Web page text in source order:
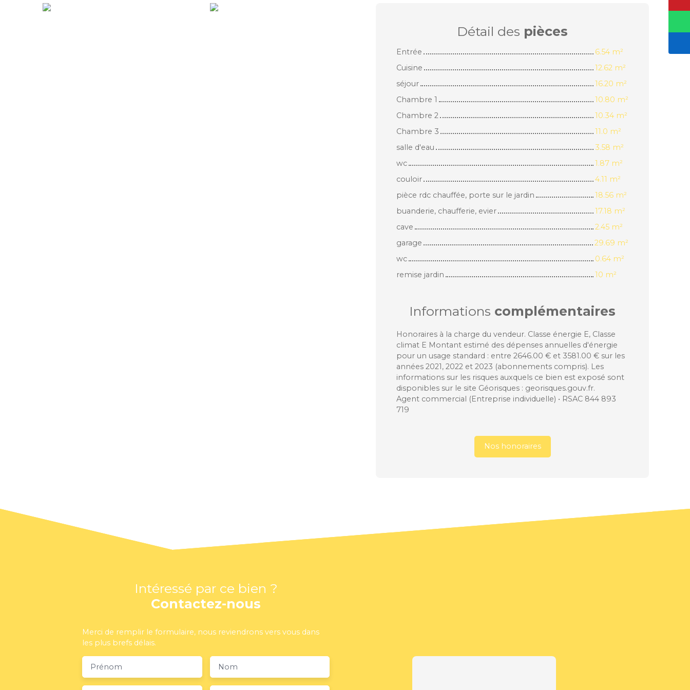
Détail des pièces
Entrée
6.54 m²
Cuisine
12.62 m²
séjour
16.20 m²
Chambre 1
10.80 m²
Chambre 2
10.34 m²
Chambre 3
11.0 m²
salle d'eau
3.58 m²
wc
1.87 m²
couloir
4.11 m²
pièce rdc chauffée, porte sur le jardin
18.56 m²
buanderie, chaufferie, evier
17.18 m²
cave
2.45 m²
garage
29.69 m²
wc
0.64 m²
remise jardin
10 m²
Informations complémentaires
Honoraires à la charge du vendeur. Classe énergie E, Classe
climat E Montant estimé des dépenses annuelles d'énergie
pour un usage standard : entre 2646.00 € et 3581.00 € sur les
années 2021, 2022 et 2023 (abonnements compris). Les
informations sur les risques auxquels ce bien est exposé sont
disponibles sur le site Géorisques : georisques.gouv.fr.
Agent commercial (Entreprise individuelle) • RSAC 844 893
719
Nos honoraires
Intéressé par ce bien ?
Contactez-nous
Merci de remplir le formulaire, nous reviendrons vers vous dans
les plus brefs délais.
Prénom Nom